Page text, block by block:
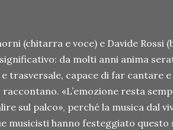
(chitarra e voce) e Davide Rossi
da molti anni anima
trasversale, capace di far cantare
raccontano. «L’emozione resta
sul palco», perché la musica dal
musicisti hanno festeggiato questo